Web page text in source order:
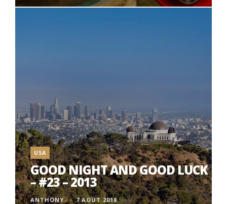
USA
GOOD NIGHT AND GOOD LUCK
– #23 – 2013
ANTHONY 7 AOÛT 2018